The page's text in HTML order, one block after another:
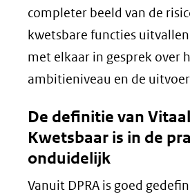
completer beeld van de
kwetsbare functies
met elkaar in gesprek over
ambitieniveau en de
De definitie van
Kwetsbaar is in de
onduidelijk
Vanuit DPRA is goed